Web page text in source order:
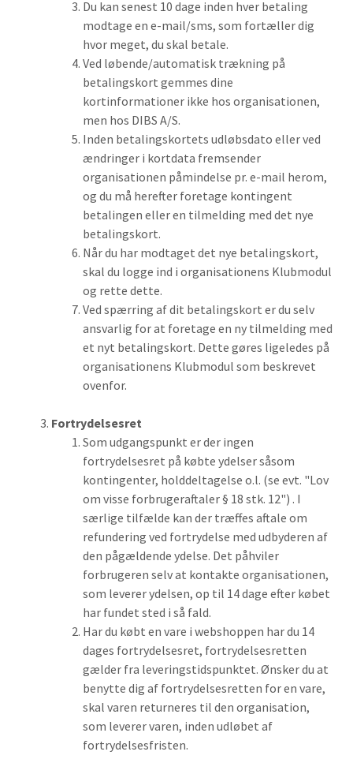
Du kan senest 10 dage inden hver betaling
modtage en e-mail/sms, som fortæller dig
hvor meget, du skal betale.
Ved løbende/automatisk trækning på
betalingskort gemmes dine
kortinformationer ikke hos organisationen,
men hos DIBS A/S.
Inden betalingskortets udløbsdato eller ved
ændringer i kortdata fremsender
organisationen påmindelse pr. e-mail herom,
og du må herefter foretage kontingent
betalingen eller en tilmelding med det nye
betalingskort.
Når du har modtaget det nye betalingskort,
skal du logge ind i organisationens Klubmodul
og rette dette.
Ved spærring af dit betalingskort er du selv
ansvarlig for at foretage en ny tilmelding med
et nyt betalingskort. Dette gøres ligeledes på
organisationens Klubmodul som beskrevet
ovenfor.
Fortrydelsesret
Som udgangspunkt er der ingen
fortrydelsesret på købte ydelser såsom
kontingenter, holddeltagelse o.l. (se evt. "Lov
om visse forbrugeraftaler § 18 stk. 12") . I
særlige tilfælde kan der træffes aftale om
refundering ved fortrydelse med udbyderen af
den pågældende ydelse. Det påhviler
forbrugeren selv at kontakte organisationen,
som leverer ydelsen, op til 14 dage efter købet
har fundet sted i så fald.
Har du købt en vare i webshoppen har du 14
dages fortrydelsesret, fortrydelsesretten
gælder fra leveringstidspunktet. Ønsker du at
benytte dig af fortrydelsesretten for en vare,
skal varen returneres til den organisation,
som leverer varen, inden udløbet af
fortrydelsesfristen.